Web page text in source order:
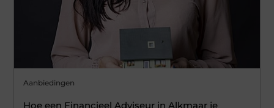
Aanbiedingen
Hoe een Financieel Adviseur in Alkmaar je